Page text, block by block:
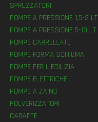
SPRUZZATORI
POMPE A PRESSIONE 1,5-2 LT
POMPE A PRESSIONE 5-10 LT
POMPE CARRELLATE
POMPE FORMA SCHIUMA
POMPE PER L’EDILIZIA
POMPE ELETTRICHE
POMPE A ZAINO
POLVERIZZATORI
CARAFFE